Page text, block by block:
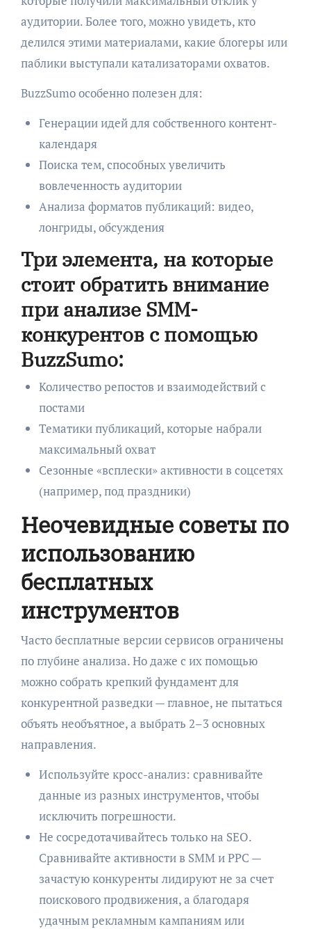
аудитории. Более того, можно увидеть, кто
делился этими материалами, какие блогеры или
паблики выступали катализаторами охватов.
BuzzSumo особенно полезен для:
Генерации идей для собственного контент-
календаря
Поиска тем, способных увеличить
вовлеченность аудитории
Анализа форматов публикаций: видео,
лонгриды, обсуждения
Три элемента, на которые
стоит обратить внимание
при анализе SMM-
конкурентов с помощью
BuzzSumo:
Количество репостов и взаимодействий с
постами
Тематики публикаций, которые набрали
максимальный охват
Сезонные «всплески» активности в соцсетях
(например, под праздники)
Неочевидные советы по
использованию
бесплатных
инструментов
Часто бесплатные версии сервисов ограничены
по глубине анализа. Но даже с их помощью
можно собрать крепкий фундамент для
конкурентной разведки — главное, не пытаться
объять необъятное, а выбрать 2–3 основных
направления.
Используйте кросс-анализ: сравнивайте
данные из разных инструментов, чтобы
исключить погрешности.
Не сосредотачивайтесь только на SEO.
Сравнивайте активности в SMM и PPC —
зачастую конкуренты лидируют не за счет
поискового продвижения, а благодаря
удачным рекламным кампаниям или